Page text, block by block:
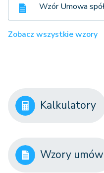
Wzór Umowa
Zobacz wszystkie wzory
Kalkulatory
Wzory umów